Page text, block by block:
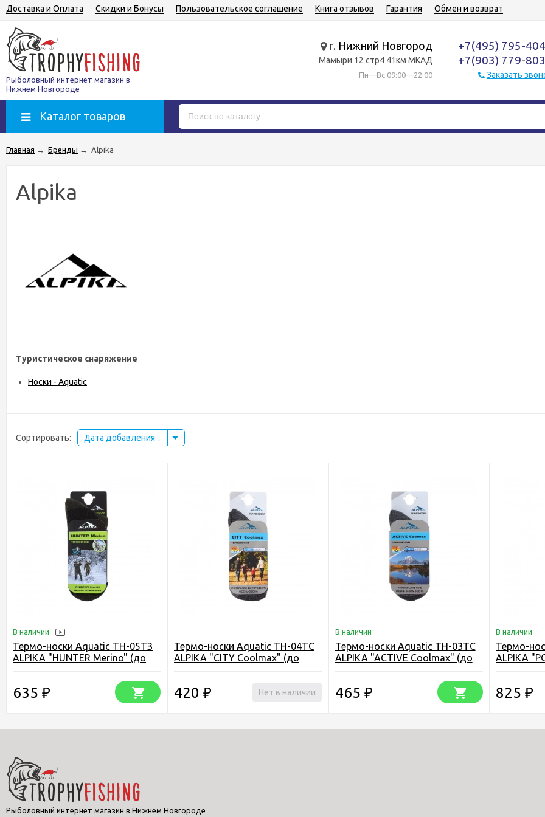
Доставка и Оплата Скидки и Бонусы Пользовательское соглашение Книга отзывов Гарантия Обмен и возврат
Рыболовный интернет магазин в
Нижнем Новгороде
г. Нижний Новгород
Мамыри 12 стр4 41км МКАД
Пн—Вс 09:00—22:00
+7(495) 795-
+7(903) 779-
Заказать
Каталог товаров
Главная → Бренды → Alpika
Alpika
Туристическое снаряжение
Носки - Aquatic
Сортировать: Дата добавления
В наличии
Термо-носки Aquatic ТН-05ТЗ
ALPIKA "HUNTER Merino" (до
635 ₽
Термо-носки Aquatic ТН-04ТС
ALPIKA "CITY Coolmax" (до
420 ₽ Нет в наличии
В наличии
Термо-носки Aquatic ТН-03ТС
ALPIKA "ACTIVE Coolmax" (до
465 ₽
В наличии
Термо-
ALPIKA
825₽
Рыболовный интернет магазин в Нижнем Новгороде